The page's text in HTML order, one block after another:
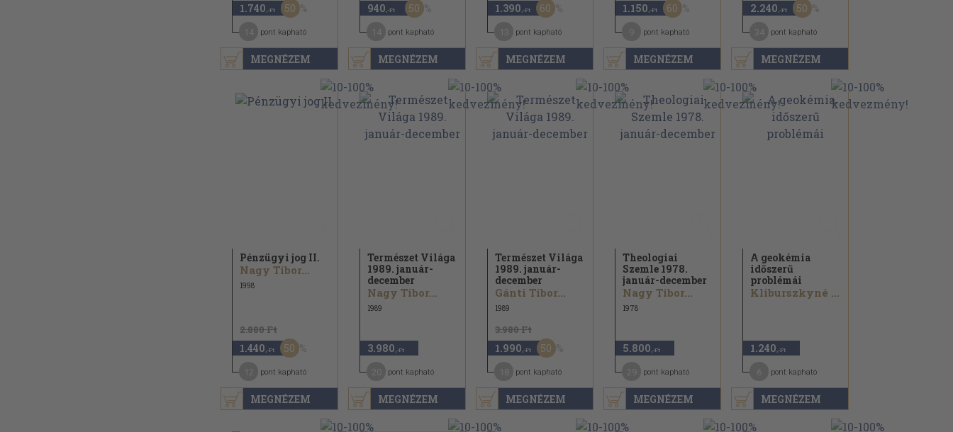
MEGNÉZEM
1.740 ,-Ft 50
pont kapható
MEGNÉZEM
940 ,-Ft 50
pont kapható
MEGNÉZEM
1.390 ,-Ft 60
pont kapható
MEGNÉZEM
1.150 ,-Ft 60
pont kapható
MEGNÉZEM
2.240 ,-Ft 50
pont kapható
MEGNÉZEM
Pénzügyi jog II.
Nagy Tibor...
1998
2.880 Ft
1.440 ,-Ft 50
pont kapható
MEGNÉZEM
Természet Világa
1989. január-
december
Nagy Tibor...
1989
3.980 ,-Ft
pont kapható
MEGNÉZEM
Természet Világa
1989. január-
december
Gánti Tibor...
1989
3.980 Ft
1.990 ,-Ft 50
pont kapható
MEGNÉZEM
Theologiai
Szemle 1978.
január-december
Nagy Tibor...
1978
5.800 ,-Ft
pont kapható
MEGNÉZEM
A geokémia
időszerű
problémái
Kliburszkyné Vogl Mária
1.240 ,-Ft
pont kapható